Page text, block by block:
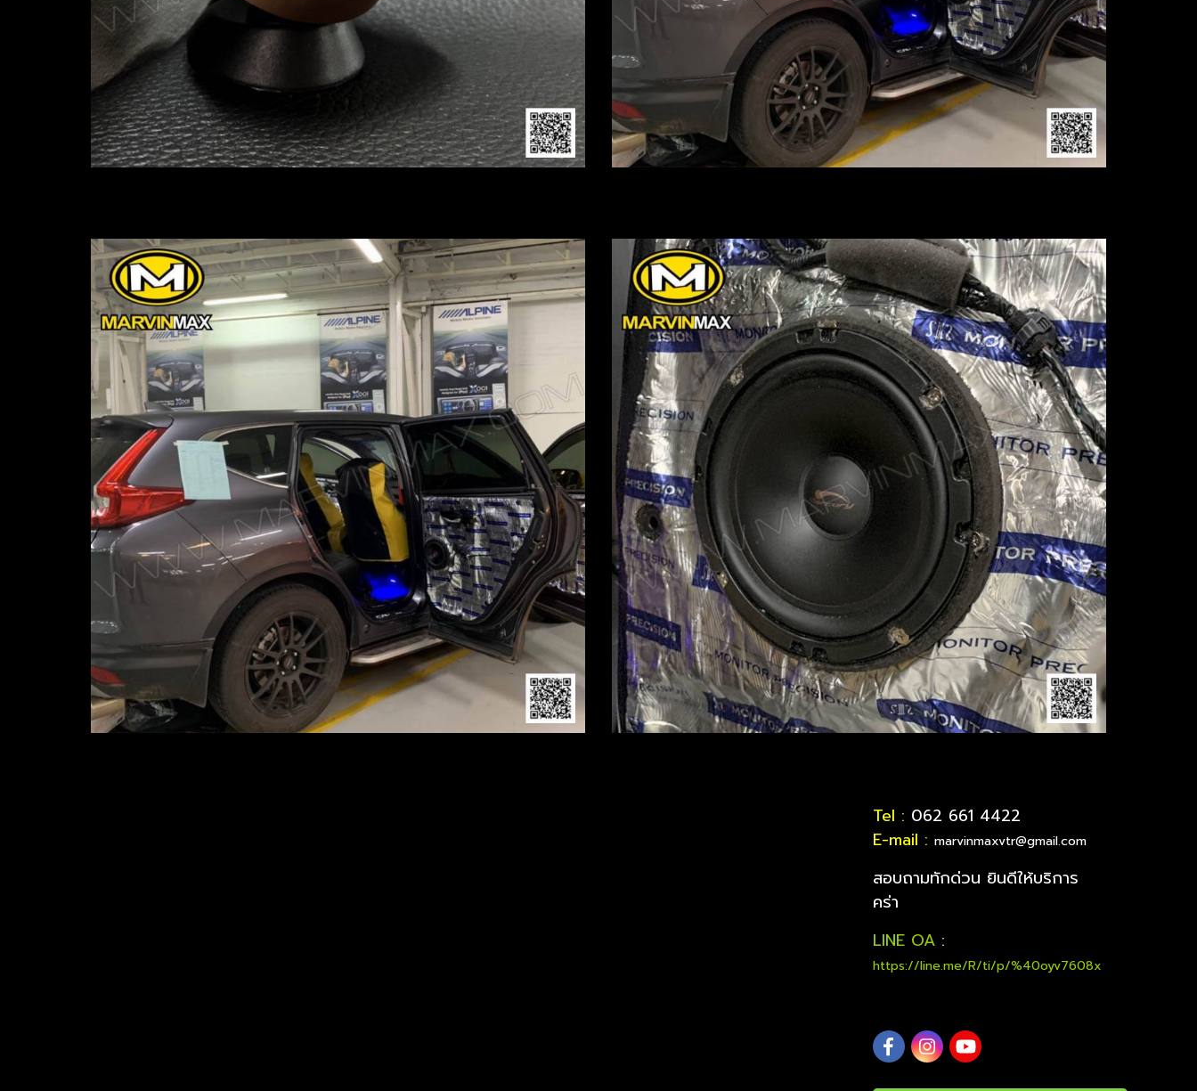
Tel : 062 661 4422
E-mail : marvinmaxvtr@gmail.com
สอบถามทักด่วน ยินดีให้บริการ
คร่า
LINE OA:
https://line.me/R/ti/p/%40oyv7608x